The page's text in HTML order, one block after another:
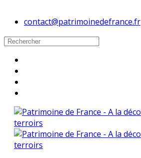
contact@patrimoinedefrance.fr